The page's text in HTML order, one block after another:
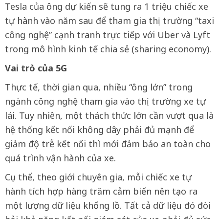
Tesla của ông dự kiến sẽ tung ra 1 triệu chiếc xe
tự hành vào năm sau để tham gia thị trường “taxi
công nghệ” cạnh tranh trực tiếp với Uber và Lyft
trong mô hình kinh tế chia sẻ (sharing economy).
Vai trò của 5G
Thực tế, thời gian qua, nhiều “ông lớn” trong
ngành công nghệ tham gia vào thị trường xe tự
lái. Tuy nhiên, một thách thức lớn cần vượt qua là
hệ thống kết nối không dây phải đủ mạnh để
giảm độ trễ kết nối thì mới đảm bảo an toàn cho
quá trình vận hành của xe.
Cụ thể, theo giới chuyên gia, mỗi chiếc xe tự
hành tích hợp hàng trăm cảm biến nên tạo ra
một lượng dữ liệu khổng lồ. Tất cả dữ liệu đó đòi